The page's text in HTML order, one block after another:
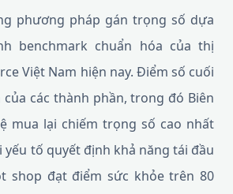
phương pháp gán trọng số dựa
benchmark chuẩn hóa của thị
Việt Nam hiện nay. Điểm số cuối
các thành phần, trong đó Biên
mua lại chiếm trọng số cao nhất
yếu tố quyết định khả năng tái đầu
shop đạt điểm sức khỏe trên 80